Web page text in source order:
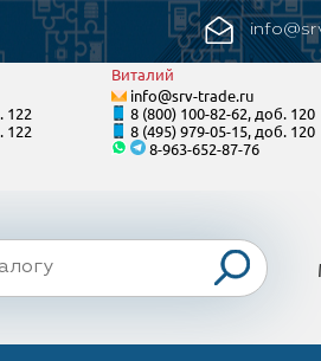
122
122
Виталий
info@srv-trade.ru
8 (800) 100-82-62, доб. 120
8 (495) 979-05-15, доб. 120
8-963-652-87-76